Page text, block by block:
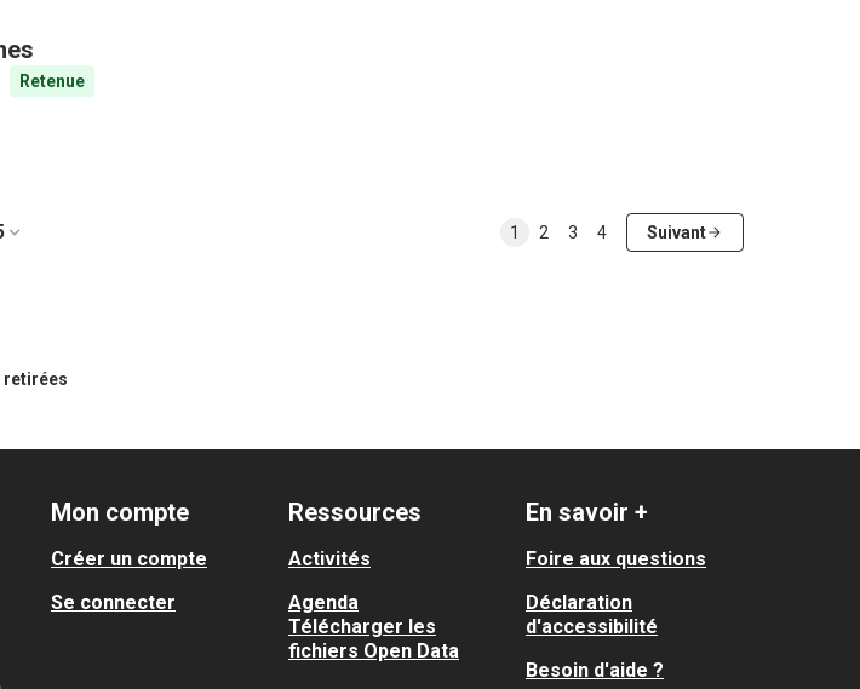
Retenue
1 2 3 4 Suivant
retirées
Mon compte
Créer un compte
Se connecter
Ressources
Activités
Agenda
Télécharger les
fichiers Open Data
En savoir +
Foire aux questions
Déclaration
d'accessibilité
Besoin d'aide ?